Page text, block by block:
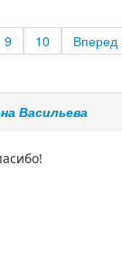
9 10 Вперед
Васильева